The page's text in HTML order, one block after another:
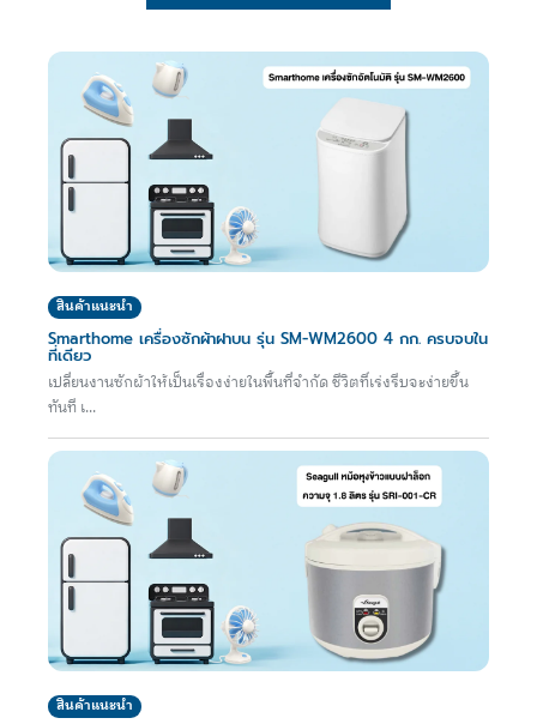
สินค้าแนะนำ
Smarthome เครื่องซักผ้าฝาบน รุ่น SM-WM2600 4 กก. ครบจบใน
ที่เดียว
เปลี่ยนงานซักผ้าให้เป็นเรื่องง่ายในพื้นที่จำกัด ชีวิตที่เร่งรีบจะง่ายขึ้น
ทันที เ...
สินค้าแนะนำ